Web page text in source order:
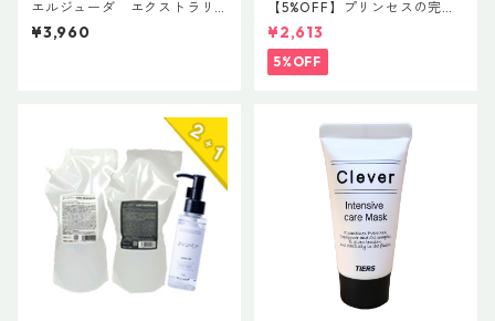
エルジューダ エクストラリ
ペア 「EXTRA REPAIR SERU
M」＆「EXTRA REPAIR MILK
¥3,960
【5%OFF】プリンセスの完璧
ヘアケア 【レブロン プロフ
ェッショナル イクエイブ キッ
ズ プリンセスルックディタン
グリング コンディショナー】
¥2,613
5%OFF